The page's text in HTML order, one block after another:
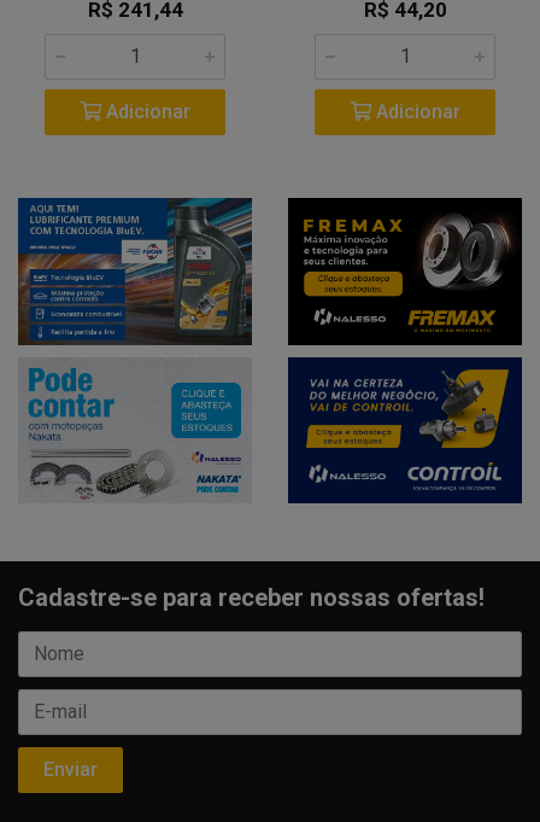
R$ 241,44
Adicionar
R$ 44,20
Adicionar
Cadastre-se para receber nossas ofertas!